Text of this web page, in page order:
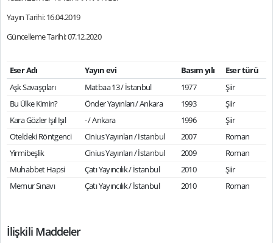
Yayın Tarihi: 16.04.2019
Güncelleme Tarihi: 07.12.2020
Eser Adı Yayın evi Basım yılı
Eser türü
Aşk Savaşçıları
Matbaa 13 / İstanbul 1977
Şiir
Bu Ülke Kimin?
Önder Yayınları / Ankara 1993
Şiir
Kara Gözler Işıl Işıl
- / Ankara 1996
Şiir
Oteldeki Röntgenci
Cinius Yayınları / İstanbul 2007
Roman
Yirmibeşlik
Cinius Yayınları / İstanbul 2009
Roman
Muhabbet Hapsi
Çatı Yayıncılık / İstanbul 2010
Şiir
Memur Sınavı
Çatı Yayıncılık / İstanbul 2010 Roman
İlişkili Maddeler